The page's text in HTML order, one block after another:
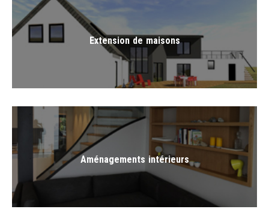
Extension de maisons
Extension de maisons
Aménagements intérieurs
Aménagements intérieurs